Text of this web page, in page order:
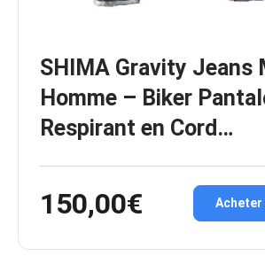
SHIMA Gravity Jeans
Homme – Biker
Respirant en Cord…
150,00€ Acheter